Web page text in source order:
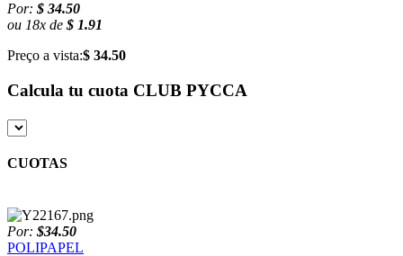
Por: $ 34.50
ou 18x de $ 1.91
Preço a vista:$ 34.50
Calcula tu cuota CLUB PYCCA
CUOTAS
Por: $34.50
POLIPAPEL